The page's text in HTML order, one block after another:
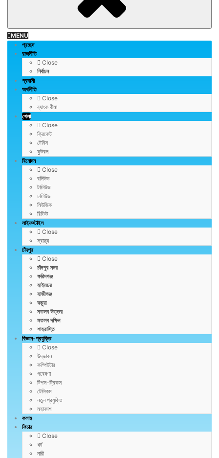
MENU
প্রচ্ছদ
রাজনীতি
Close
নির্বাচন
প্রবাসী
অর্থনীতি
Close
ব্যাংক বীমা
খেলা
Close
ক্রিকেট
টেনিস
ফুটবল
বিনোদন
Close
বলিউড
টালিউড
ঢালিউড
মিউজিক
রিভিউ
লাইফস্টাইল
Close
স্বাস্থ্য
চাঁদপুর
Close
চাঁদপুর সদর
ফরিদগঞ্জ
হাইমচর
হাজীগঞ্জ
কচুয়া
মতলব উত্তর
মতলব দক্ষিন
শাহরাস্তি
বিজ্ঞান-প্রযুক্তি
Close
উদ্ভাবন
কম্পিউটার
গবেষণা
টিপস-ট্রিকস
টেলিকম
নতুন প্রযুক্তি
মহাকাশ
কলাম
ফিচার
Close
ধর্ম
নারী